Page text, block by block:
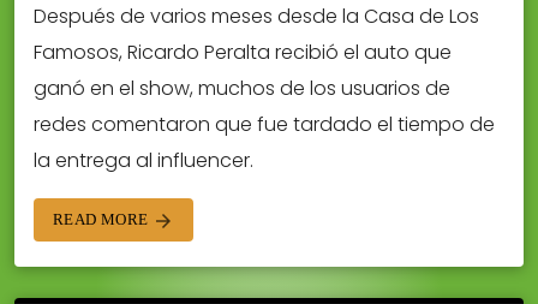
Después de varios meses desde la Casa de Los
Famosos, Ricardo Peralta recibió el auto que
ganó en el show, muchos de los usuarios de
redes comentaron que fue tardado el tiempo de
la entrega al influencer.
READ MORE arrow_forward